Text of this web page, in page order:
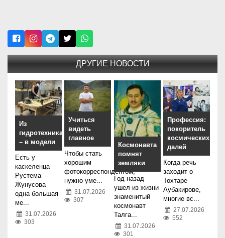
ДРУГИЕ НОВОСТИ
Из
гидротехника
– в модели
Есть у
каскеленца
Рустема
Жунусова
одна большая
ме...
31.07.2026
303
Учиться
видеть
главное
Чтобы стать
хорошим
фотокорреспондентом,
нужно уме...
31.07.2026
307
Космонавта
помнят
земляки
Год назад
ушел из жизни
знаменитый
космонавт
Талга...
31.07.2026
301
Профессия:
покоритель
космических
далей
Когда речь
заходит о
Тохтаре
Аубакирове,
многие вс...
27.07.2026
552